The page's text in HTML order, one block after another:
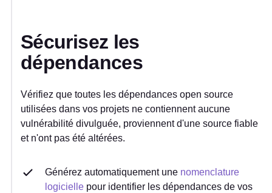
Sécurisez les
dépendances
Vérifiez que toutes les dépendances open source
utilisées dans vos projets ne contiennent aucune
vulnérabilité divulguée, proviennent d'une source fiable
et n'ont pas été altérées.
Générez automatiquement une nomenclature
logicielle pour identifier les dépendances de vos